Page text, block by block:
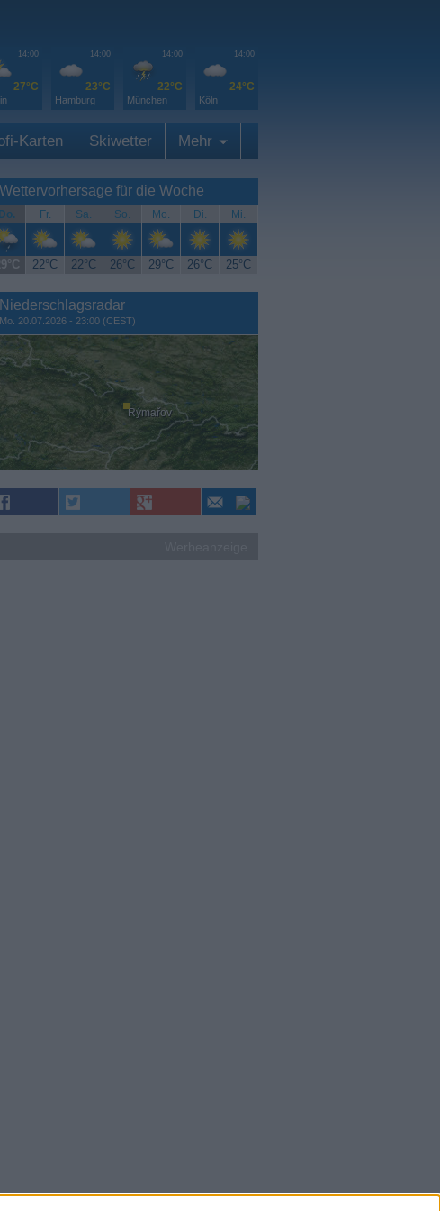
14:00
27°C
14:00
23°C
Hamburg
14:00
22°C
München
14:00
24°C
Köln
Karten Skiwetter Mehr
Wettervorhersage für die Woche
Do. Fr. Sa. So. Mo. Di. Mi.
22°C 22°C 26°C 29°C 26°C 25°C
Niederschlagsradar
Mo. 20.07.2026 - 23:00 (CEST)
Rýmařov